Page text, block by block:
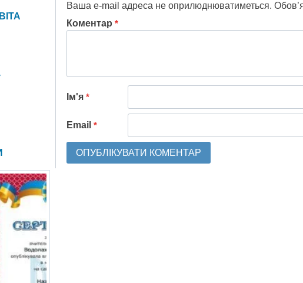
Ваша e-mail адреса не оприлюднюватиметься.
Коментар *
Ім'я *
Email *